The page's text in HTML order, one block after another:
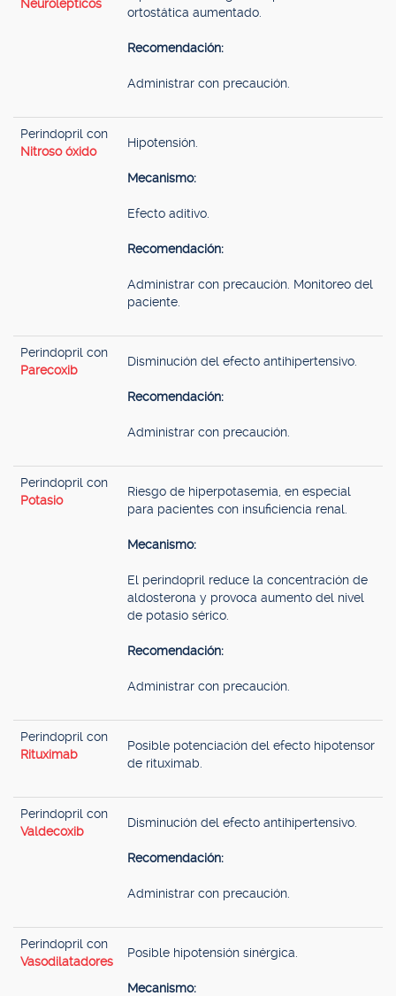
Neurolépticos
ortostática aumentado.
Recomendación:
Administrar con precaución.
Perindopril con
Nitroso óxido
Hipotensión.
Mecanismo:
Efecto aditivo.
Recomendación:
Administrar con precaución. Monitoreo del
paciente.
Perindopril con
Parecoxib
Disminución del efecto antihipertensivo.
Recomendación:
Administrar con precaución.
Perindopril con
Potasio
Riesgo de hiperpotasemia, en especial
para pacientes con insuficiencia renal.
Mecanismo:
El perindopril reduce la concentración de
aldosterona y provoca aumento del nivel
de potasio sérico.
Recomendación:
Administrar con precaución.
Perindopril con
Rituximab
Posible potenciación del efecto hipotensor
de rituximab.
Perindopril con
Valdecoxib
Disminución del efecto antihipertensivo.
Recomendación:
Administrar con precaución.
Perindopril con
Vasodilatadores
Posible hipotensión sinérgica.
Mecanismo: